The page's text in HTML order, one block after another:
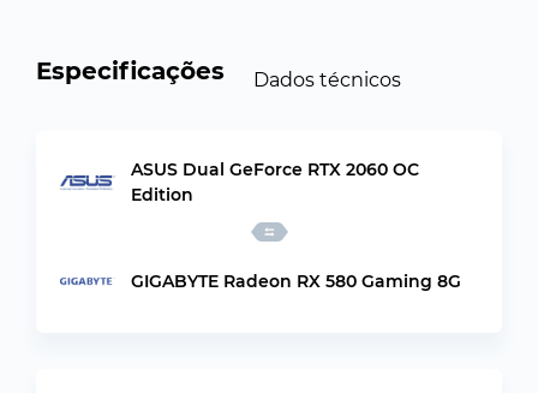
Especificações Dados técnicos
ASUS Dual GeForce RTX 2060 OC
Edition
GIGABYTE Radeon RX 580 Gaming 8G